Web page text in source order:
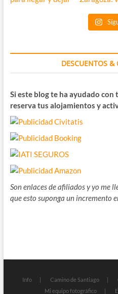
DESCUENTOS
Si este blog te ha ayudado
reserva tus alojamientos y
Son enlaces de afiliados y yo me
que esto suponga un incremento
Info Camino de Santiago
Mi equipo fotográfico